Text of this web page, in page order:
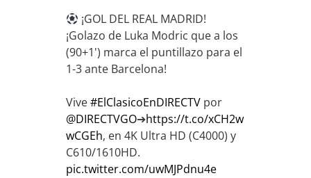
¡GOL DEL REAL MADRID!
¡Golazo de Luka Modric que a los
(90+1') marca el puntillazo para el
1-3 ante Barcelona!
Vive#ElClasicoEnDIRECTV por
@DIRECTVGO➔https://t.co/xCH2w
wCGEh, en 4K Ultra HD (C4000) y
C610/1610HD.
pic.twitter.com/uwMJPdnu4e